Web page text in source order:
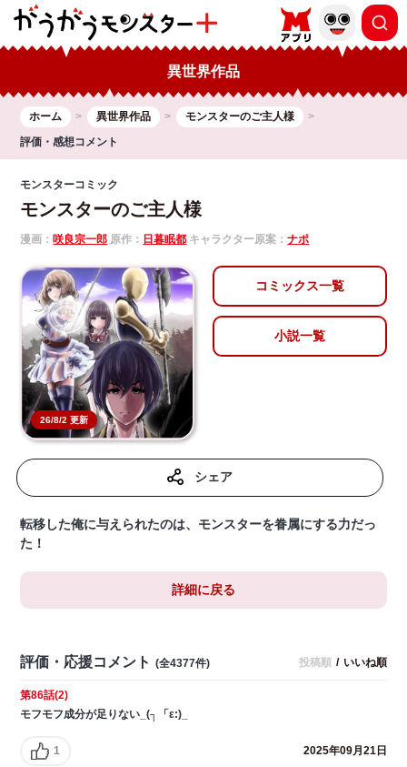
異世界作品
ホーム 異世界作品
モンスターのご主人様
評価・感想コメント
モンスターコミック
モンスターのご主人様
漫画：咲良宗一郎 原作： 日暮眠都 キャラクター原案：ナポ
26/8/2 更新
コミックス一覧
小説一覧
シェア
転移した俺に与えられたのは、モンスターを眷属にする力だっ
た！
詳細に戻る
評価・応援コメント (全4377件) 投稿順 / いいね順
第86話(2)
モフモフ成分が足りない_(┐「ε:)_
1 2025年09月21日